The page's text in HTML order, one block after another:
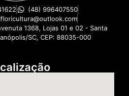
(48) 996407550
1368, Lojas 01 e 02 - Santa
SC, CEP: 88035-000